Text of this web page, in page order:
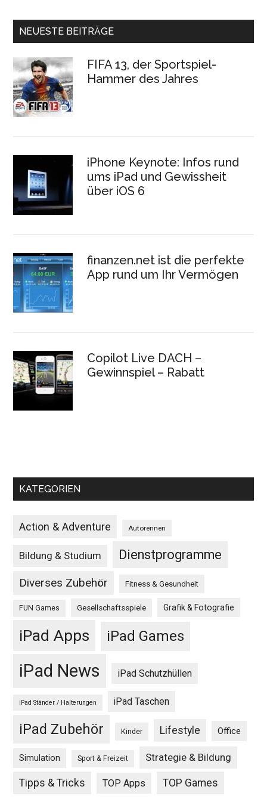
NEUESTE BEITRÄGE
FIFA 13, der Sportspiel-
Hammer des Jahres
iPhone Keynote: Infos rund
ums iPad und Gewissheit
über iOS 6
finanzen.net ist die perfekte
App rund um Ihr Vermögen
Copilot Live DACH –
Gewinnspiel – Rabatt
KATEGORIEN
Action & Adventure Autorennen
Bildung & Studium Dienstprogramme
Diverses Zubehör Fitness & Gesundheit
FUN Games Gesellschaftsspiele Grafik & Fotografie
iPad Apps iPad Games
iPad News iPad Schutzhüllen
iPad Ständer / Halterungen iPad Taschen
iPad Zubehör Kinder Lifestyle Office
Simulation Sport & Freizeit Strategie & Bildung
Tipps & Tricks TOP Apps TOP Games